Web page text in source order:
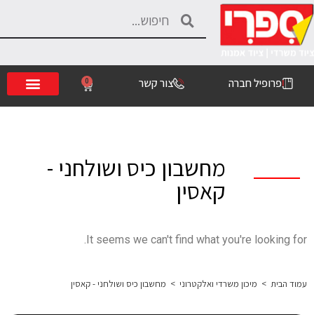
פרופיל חברה צור קשר 0
עמוד הבית > מיכון משרדי ואלקטרוני > מחשבון כיס ושולחני - קאסין
מחשבון כיס ושולחני -
קאסין
It seems we can't find what you're looking for.